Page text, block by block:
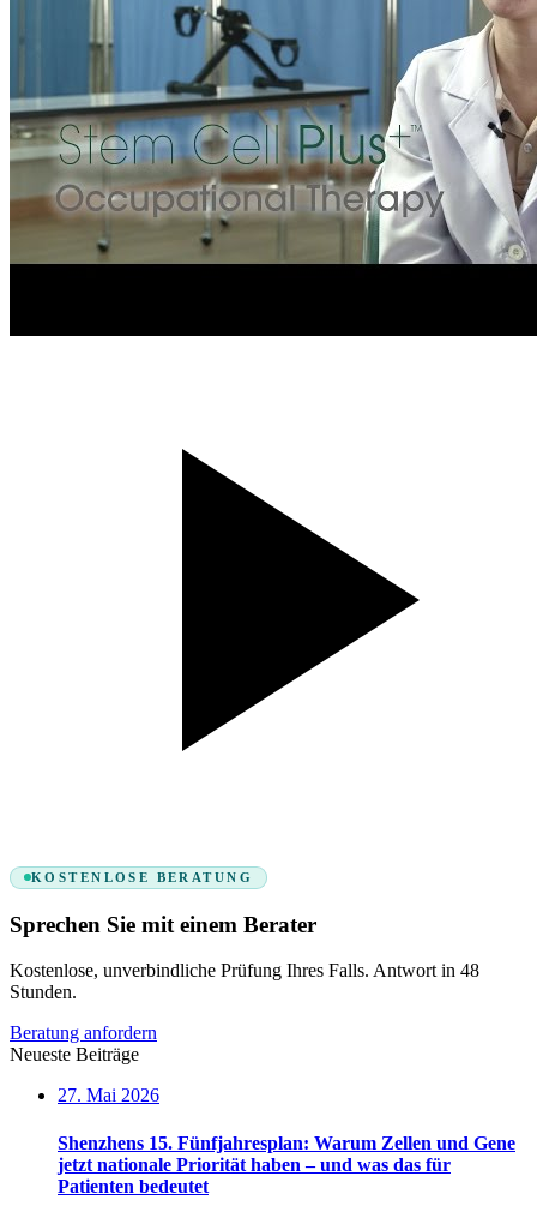
KOSTENLOSE BERATUNG
Sprechen Sie mit einem Berater
Kostenlose, unverbindliche Prüfung Ihres Falls. Antwort in 48
Stunden.
Beratung anfordern
Neueste Beiträge
27. Mai 2026
Shenzhens 15. Fünfjahresplan: Warum Zellen und Gene
jetzt nationale Priorität haben – und was das für
Patienten bedeutet